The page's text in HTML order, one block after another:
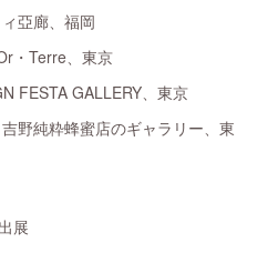
亞廊、福岡
・Terre、東京
FESTA GALLERY、東京
野純粋蜂蜜店のギャラリー、東
展